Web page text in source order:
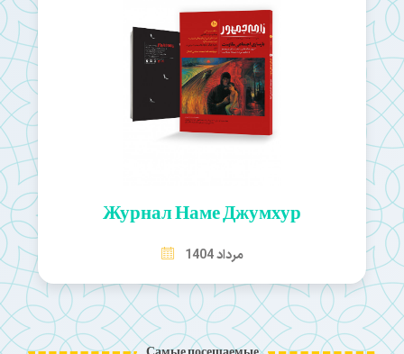
Журнал Наме Джумхур
مرداد 1404